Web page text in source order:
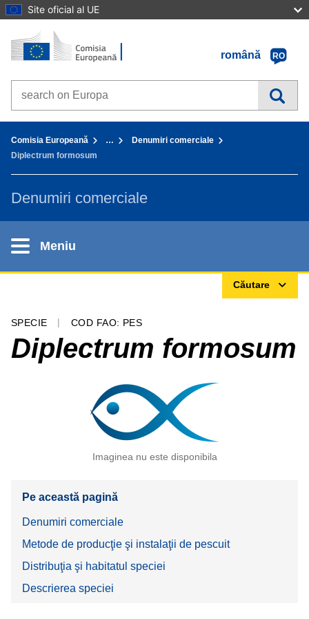
Site oficial al UE
Accesaţi conţinutul
Prima pagină - Comisia Europeană
română
RO
Search on Europa websites
Comisia Europeană …
Denumiri comerciale
Diplectrum formosum
Denumiri comerciale
Meniu
Căutare
SPECIE COD FAO: PES
Diplectrum formosum
Imaginea nu este disponibila
Pe această pagină
Denumiri comerciale
Metode de producţie şi instalaţii de pescuit
Distribuţia şi habitatul speciei
Descrierea speciei